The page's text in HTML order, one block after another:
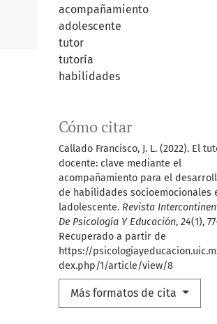
acompañamiento
adolescente
tutor
tutoría
habilidades
Cómo citar
Callado Francisco, J. L. (2022). El
docente: clave mediante el
acompañamiento para el
de habilidades socioemocionales
ladolescente. Revista
De Psicología Y Educación, 24(1),
Recuperado a partir de
https://
dex.php/1/article/view/8
Más formatos de cita